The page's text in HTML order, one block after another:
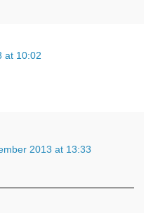
at 10:02
2013 at 13:33